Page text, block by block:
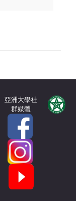
亞洲大學社
群媒體